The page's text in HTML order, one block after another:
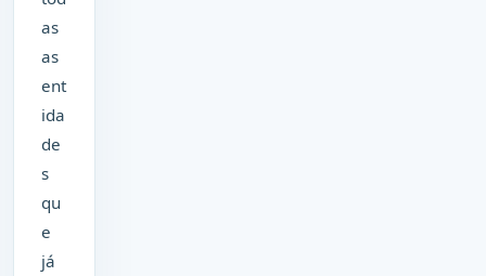
as
as
ent
ida
de
s
qu
e
já